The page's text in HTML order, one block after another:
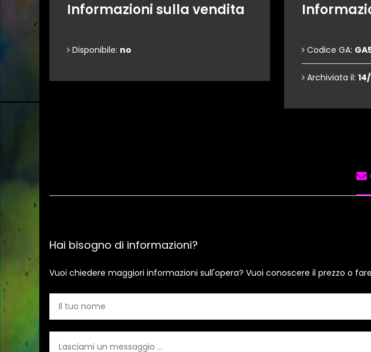
Informazioni sulla vendita
Disponibile: no Codice GA:
Archiviata il:
Hai bisogno di informazioni?
Vuoi chiedere maggiori informazioni sull'opera? Vuoi conoscere il prezzo o